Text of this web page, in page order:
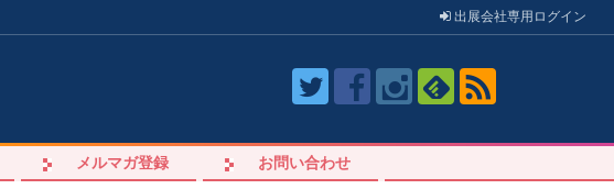
出展会社専用 ログイン
メルマガ登録 お問い合わせ